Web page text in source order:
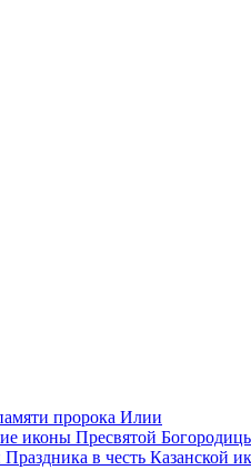
пророка Илии
иконы Пресвятой
в честь Казанской